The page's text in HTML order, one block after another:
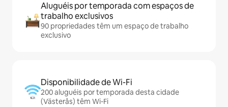
Aluguéis por temporada com espaços de
trabalho exclusivos
90 propriedades têm um espaço de trabalho
exclusivo
Disponibilidade de Wi-Fi
200 aluguéis por temporada desta cidade
(Västerås) têm Wi-Fi